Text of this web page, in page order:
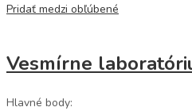
Pridať medzi obľúbené
Vesmírne
Hlavné body: